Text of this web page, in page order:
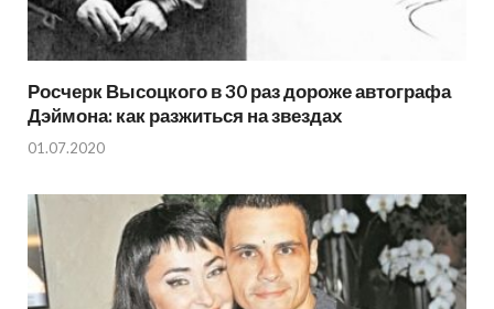
Росчерк Высоцкого в 30 раз дороже автографа
Дэймона: как разжиться на звездах
01.07.2020